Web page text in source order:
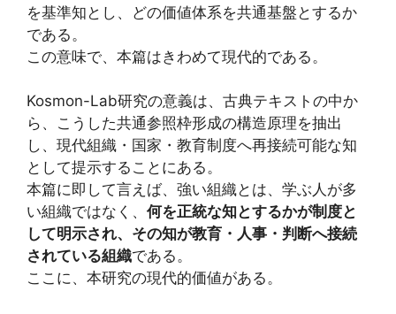
を基準知とし、どの価値体系を共通基盤とするか
である。
この意味で、本篇はきわめて現代的である。
Kosmon-Lab研究の意義は、古典テキストの中か
ら、こうした共通参照枠形成の構造原理を抽出
し、現代組織・国家・教育制度へ再接続可能な知
として提示することにある。
本篇に即して言えば、強い組織とは、学ぶ人が多
い組織ではなく、 何を正統な知とするかが制度と
して明示され、その知が教育・人事・判断へ接続
されている組織である。
ここに、本研究の現代的価値がある。